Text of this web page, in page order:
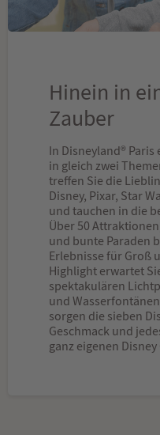
Hinein in
Zauber
In Disneyland®
in gleich zwei
treffen Sie die
Disney, Pixar, Star
und tauchen in die
Über 50
und bunte Paraden
Erlebnisse für Groß
Highlight erwartet
spektakulären
und
sorgen die sieben
Geschmack und
ganz eigenen